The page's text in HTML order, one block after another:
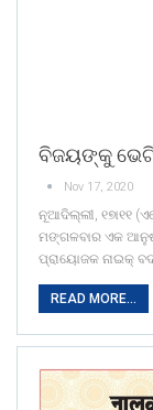
ବିଜୟଙ୍କୁ
Nov 17, 2020
ନୂଆଦିଲ୍ଲୀ, ୧୭ା୧୧
ମଙ୍ଗଳବାର ଏକ
ପ୍ରାୟୋଜକ ନାଇକ୍‌
READ MORE...